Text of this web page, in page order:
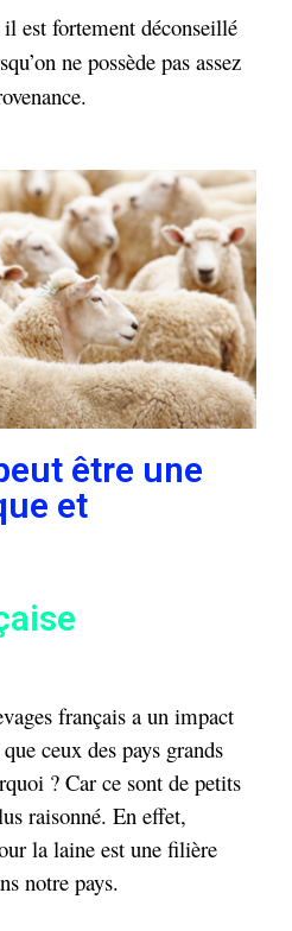
est fortement déconseillé
ne possède pas assez
être une
et
français a un impact
ceux des pays grands
? Car ce sont de petits
raisonné. En effet,
la laine est une filière
notre pays.